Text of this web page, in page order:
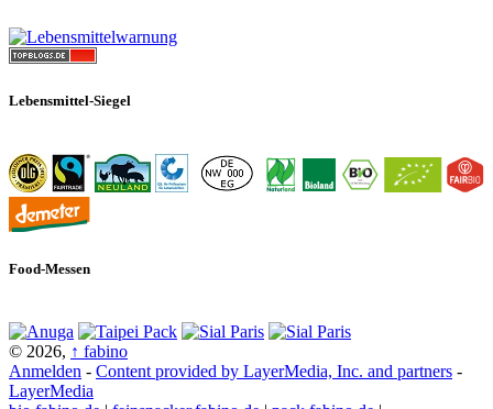
Lebensmittel-Siegel
Food-Messen
© 2026, ↑ fabino
Anmelden - Content provided by LayerMedia, Inc. and partners -
LayerMedia